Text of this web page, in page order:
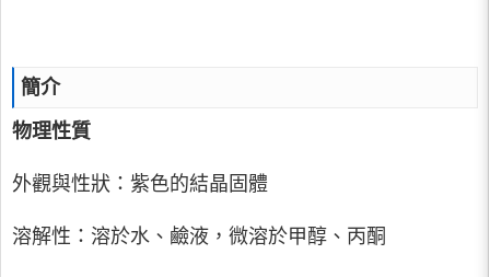
簡介
物理性質
外觀與性狀：紫色的結晶固體
溶解性：溶於水、鹼液，微溶於甲醇、丙酮